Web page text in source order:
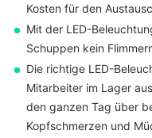
Kosten für den
Mit der LED-
Schuppen kein
Die richtige LED-
Mitarbeiter im Lager
den ganzen Tag über
Kopfschmerzen und